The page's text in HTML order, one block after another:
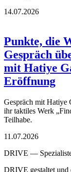
14.07.2026
Punkte, die
Gespräch
mit Hatiye
Eröffnung
Gespräch mit
ihr taktiles Werk
Teilhabe.
11.07.2026
DRIVE —
DRIVE gestaltet und